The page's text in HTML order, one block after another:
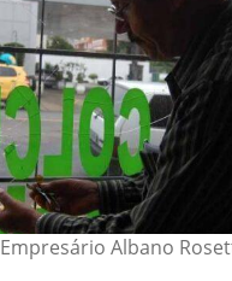
Empresário Albano